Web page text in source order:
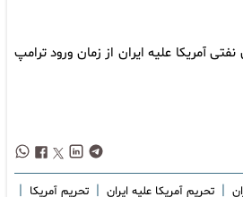
آمریکا علیه ایران از زمان ورود ترامپ
| تحریم‌ آمریکا علیه ایران | تحریم آمریکا |